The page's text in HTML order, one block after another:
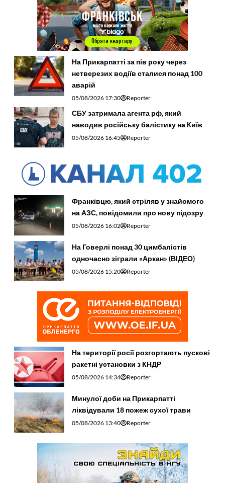
На Прикарпатті за пів року через
нетверезих водіїв сталися понад 100
аварій
05/08/2026 17:30 Reporter
СБУ затримала агента рф, який
наводив російську балістику на Київ
05/08/2026 16:45 Reporter
Франківцю, який стріляв у знайомого
на АЗС, повідомили про нову підозру
05/08/2026 16:02 Reporter
На Говерлі понад 30 цимбалістів
одночасно зіграли «Аркан» (ВІДЕО)
05/08/2026 15:20 Reporter
На території росії розгортають пускові
ракетні установки з КНДР
05/08/2026 14:34 Reporter
Минулої доби на Прикарпатті
ліквідували 18 пожеж сухої трави
05/08/2026 13:40 Reporter